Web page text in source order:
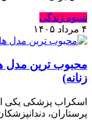
شیوه زندگی
۴ مرداد ۱۴۰۵
محبوب ترین مدل
زنانه)
اسکراب پزشکی یکی
پرستاران،